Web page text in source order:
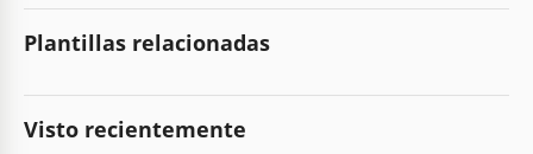
Plantillas relacionadas
Visto recientemente